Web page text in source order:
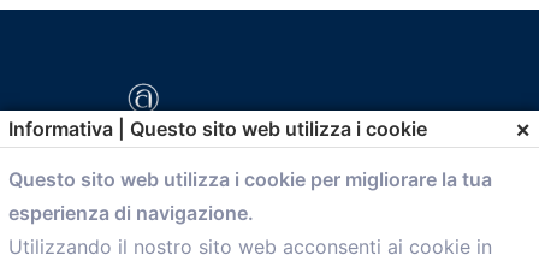
comunicazione@confartigianato.bo.it
Informativa | Questo sito web utilizza i cookie ×
Questo sito web utilizza i cookie per migliorare la tua
esperienza di navigazione.
Utilizzando il nostro sito web acconsenti ai cookie in